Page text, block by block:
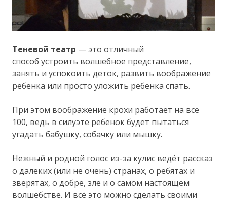
Теневой театр — это отличный
способ устроить волшебное представление,
занять и успокоить деток, развить воображение
ребенка или просто уложить ребенка спать.
При этом воображение крохи работает на все
100, ведь в силуэте ребенок будет пытаться
угадать бабушку, собачку или мышку.
Нежный и родной голос из-за кулис ведёт рассказ
о далеких (или не очень) странах, о ребятах и
зверятах, о добре, зле и о самом настоящем
волшебстве. И всё это можно сделать своими